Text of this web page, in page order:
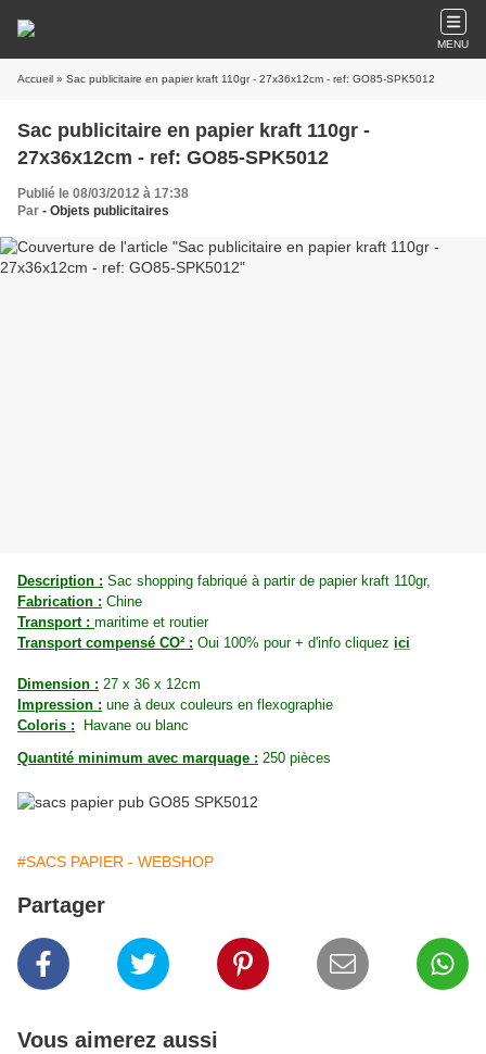
MENU
Accueil » Sac publicitaire en papier kraft 110gr - 27x36x12cm - ref: GO85-SPK5012
Sac publicitaire en papier kraft 110gr -
27x36x12cm - ref: GO85-SPK5012
Publié le 08/03/2012 à 17:38
Par - Objets publicitaires
Description : Sac shopping fabriqué à partir de papier kraft 110gr,
Fabrication : Chine
Transport : maritime et routier
Transport compensé CO² : Oui 100% pour + d'info cliquez ici
Dimension : 27 x 36 x 12cm
Impression : une à deux couleurs en flexographie
Coloris : Havane ou blanc
Quantité minimum avec marquage : 250 pièces
#SACS PAPIER - WEBSHOP
Partager
Vous aimerez aussi